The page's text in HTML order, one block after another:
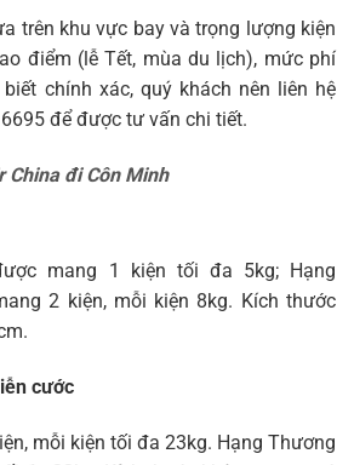
trên khu vực bay và trọng lượng kiện
điểm (lễ Tết, mùa du lịch), mức phí
chính xác, quý khách nên liên hệ
để được tư vấn chi tiết.
China đi Côn Minh
mang 1 kiện tối đa 5kg; Hạng
2 kiện, mỗi kiện 8kg. Kích thước
cước
mỗi kiện tối đa 23kg. Hạng Thương